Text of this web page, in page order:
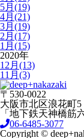
5月(19)
4月(21)
3月(19)
2月(17)
1月(15)
2020年
12月(13)
11月(3)
〒530-0022
大阪市北区浪花町
「地下鉄天神橋筋
06-6485-3077
Copyright ©